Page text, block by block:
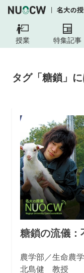
授業 特集記事
タグ「糖鎖」
糖鎖の流儀：
農学部／生命農
北島健 教授